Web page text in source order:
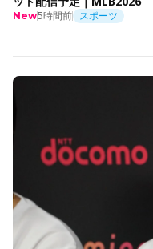
New5時間前 スポーツ